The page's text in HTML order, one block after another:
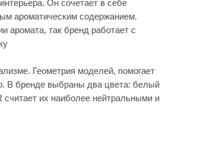
Он сочетает в себе
ароматическим содержанием.
аромата, так бренд работает с
Геометрия моделей, помогает
В бренде выбраны два цвета: белый
их наиболее нейтральными и